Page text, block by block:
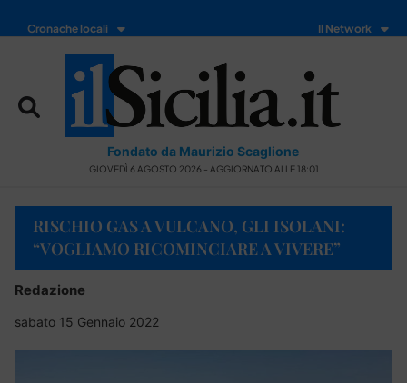
Cronache locali Il Network
Fondato da Maurizio Scaglione
GIOVEDÌ 6 AGOSTO 2026 - AGGIORNATO ALLE 18:01
RISCHIO GAS A VULCANO, GLI ISOLANI:
“VOGLIAMO RICOMINCIARE A VIVERE”
Redazione
sabato 15 Gennaio 2022